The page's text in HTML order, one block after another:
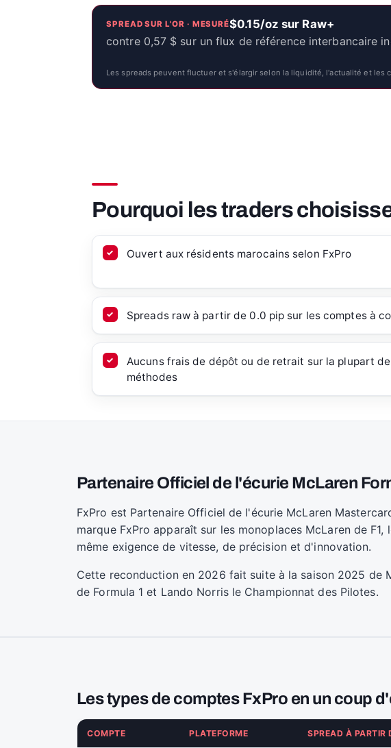
SPREAD SUR L'OR · MESURÉ$0.15/oz sur Raw+
contre 0,57 $ sur un flux de référence interbancaire
Les spreads peuvent fluctuer et s'élargir selon la liquidité, l'actualité et les
Pourquoi les traders
Ouvert aux résidents marocains selon FxPro
Spreads raw à partir de 0.0 pip sur les comptes à
Aucuns frais de dépôt ou de retrait sur la plupart
méthodes
Partenaire Officiel de l'écurie McLaren
FxPro est Partenaire Officiel de l'écurie McLaren
marque FxPro apparaît sur les monoplaces McLaren de
même exigence de vitesse, de précision et d'innovation.
Cette reconduction en 2026 fait suite à la saison 2025 de
de Formula 1 et Lando Norris le Championnat des Pilotes.
Les types de comptes FxPro en un coup
COMPTE PLATEFORME SPREAD À PARTIR